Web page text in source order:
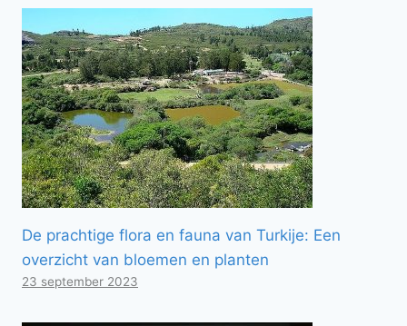
De prachtige flora en fauna van Turkije: Een
overzicht van bloemen en planten
23 september 2023